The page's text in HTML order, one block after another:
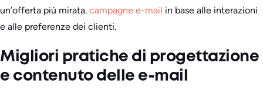
un’offerta più mirata. campagne e-mail in base alle interazioni
e alle preferenze dei clienti.
Migliori pratiche di progettazione
e contenuto delle e-mail